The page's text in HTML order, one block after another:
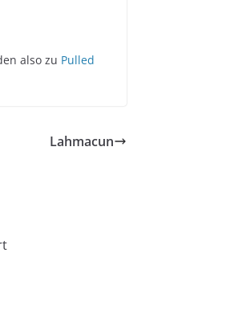
also zu Pulled
Lahmacun